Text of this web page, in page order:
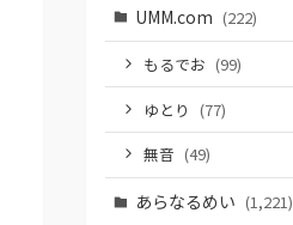
UMM.com (222)
もるでお (99)
ゆとり (77)
無音 (49)
あらなるめい (1,221)